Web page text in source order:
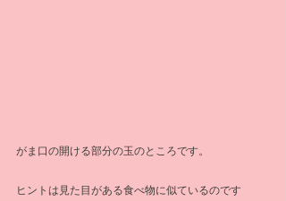
がま口の開ける部分の玉のところです。
ヒントは見た目がある食べ物に似ているのです